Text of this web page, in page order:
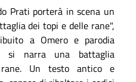
Prati porterà in scena un
dei topi e delle rane",
a Omero e parodia
si narra una battaglia
Un testo antico e